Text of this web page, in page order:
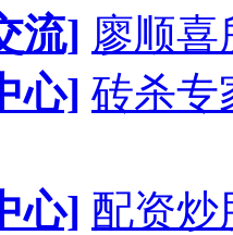
流] 廖顺
心] 砖杀专
心] 配资炒